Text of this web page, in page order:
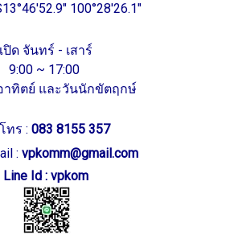
100°28'26.1"
เปิด จันทร์ - เสาร์
9:00 ~ 17:00
าทิตย์ และวันนักขัตฤกษ์
โทร :083 8155 357
: vpkomm@gmail.com
Line Id : vpkom